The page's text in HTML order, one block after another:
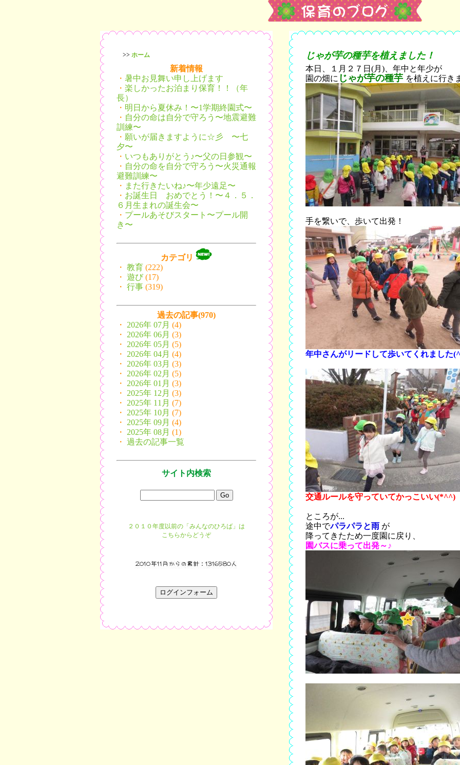
>> ホーム
新着情報
・ 暑中お見舞い申し上げます
・ 楽しかったお泊まり保育！！（年
長）
・ 明日から夏休み！〜1学期終園式〜
・ 自分の命は自分で守ろう〜地震避難
訓練〜
・ 願いが届きますように☆彡 〜七
夕〜
・ いつもありがとう♪〜父の日参観〜
・ 自分の命を自分で守ろう〜火災通報
避難訓練〜
・ また行きたいね♪〜年少遠足〜
・ お誕生日 おめでとう！〜４．５．
６月生まれの誕生会〜
・ プールあそびスタート〜プール開
き〜
カテゴリ
・ 教育 (222)
・ 遊び(17)
・ 行事 (319)
過去の記事(970)
・
2026年 07月 (4)
・
2026年 06月 (3)
・
2026年 05月 (5)
・
2026年 04月 (4)
・
2026年 03月 (3)
・
2026年 02月 (5)
・
2026年 01月 (3)
・
2025年 12月 (3)
・
2025年 11月 (7)
・
2025年 10月 (7)
・
2025年 09月 (4)
・
2025年 08月 (1)
・ 過去の記事一覧
サイト内検索
２０１０年度以前の「みんなのひろば」は
こちらからどうぞ
じゃが芋の種芋を植えました！
本日、１月２７日(月)、年中と年少が
園の畑に じゃが芋の種芋 を植えに行き
手を繋いで、歩いて出発！
年中さんがリードして歩いてくれました
交通ルールを守っていてかっこいい(*^^)
ところが...
途中でパラパラと雨 が
降ってきたため一度園に戻り、
園バスに乗って出発～♪